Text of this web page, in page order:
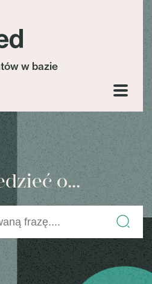
w bazie
o...